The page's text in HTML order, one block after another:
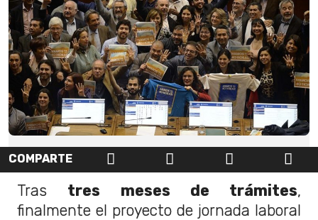
COMPARTE
Tras tres meses de trámites,
finalmente el proyecto de jornada laboral